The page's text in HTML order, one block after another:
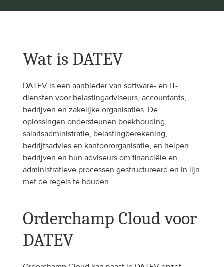
Wat is DATEV
DATEV is een aanbieder van software- en IT-
diensten voor belastingadviseurs, accountants,
bedrijven en zakelijke organisaties. De
oplossingen ondersteunen boekhouding,
salarisadministratie, belastingberekening,
bedrijfsadvies en kantoororganisatie, en helpen
bedrijven en hun adviseurs om financiële en
administratieve processen gestructureerd en in lijn
met de regels te houden.
Orderchamp Cloud voor
DATEV